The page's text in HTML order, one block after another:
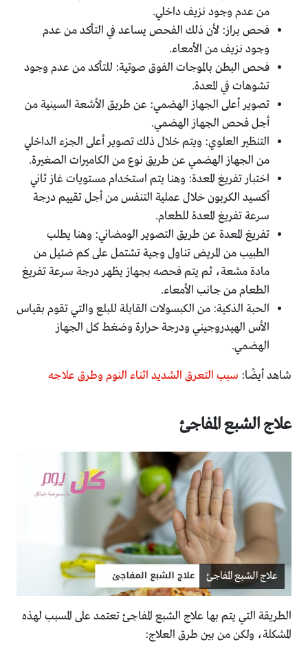
من عدم وجود نزيف داخلي.
فحص براز: لأن ذلك الفحص يساعد في التأكد من عدم
وجود نزيف من الأمعاء.
فحص البطن بالموجات الفوق صوتية: للتأكد من عدم وجود
تشوهات في المعدة.
تصوير أعلى الجهاز الهضمي: عن طريق الأشعة السينية من
أجل فحص الجهاز الهضمي.
التنظير العلوي: ويتم خلال ذلك تصوير أعلى الجزء الداخلي
من الجهاز الهضمي عن طريق نوع من الكاميرات الصغيرة.
اختبار تفريغ المعدة: وهنا يتم استخدام مستويات غاز ثاني
أكسيد الكربون خلال عملية التنفس من أجل تقييم درجة
سرعة تفريغ المعدة للطعام.
تفريغ المعدة عن طريق التصوير الومضاني: وهنا يطلب
الطبيب من المريض تناول وجية تشتمل على كم ضئيل من
مادة مشعة، ثم يتم فحصه بجهاز يظهر درجة سرعة تفريغ
الطعام من جانب الأمعاء.
الحبة الذكية: من الكبسولات القابلة للبلع والتي تقوم بقياس
الأس الهيدروجيني ودرجة حرارة وضغط كل الجهاز
الهضمي.
شاهد أيضًا: سبب التعرق الشديد اثناء النوم وطرق علاجه
علاج الشبع المفاجئ
علاج الشبع المفاجئ
الطريقة التي يتم بها علاج الشبع المفاجئ تعتمد على المسبب لهذه
المشكلة، ولكن من بين طرق العلاج: